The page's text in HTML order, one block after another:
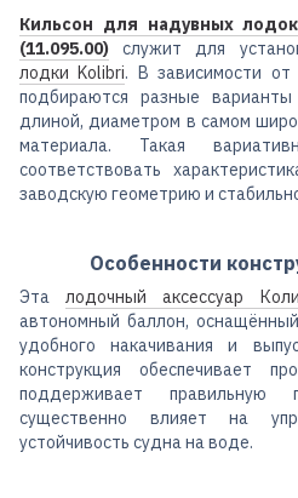
Кильсон для надувных лодок
(11.095.00) служит для
лодки Kolibri. В зависимости
подбираются разные варианты
длиной, диаметром в самом
материала. Такая
соответствовать
заводскую геометрию и
Особенности
Эталодочный аксессуар
автономный баллон,
удобного накачивания и
конструкция обеспечивает
поддерживает
существенно влияет на
устойчивость судна на воде.